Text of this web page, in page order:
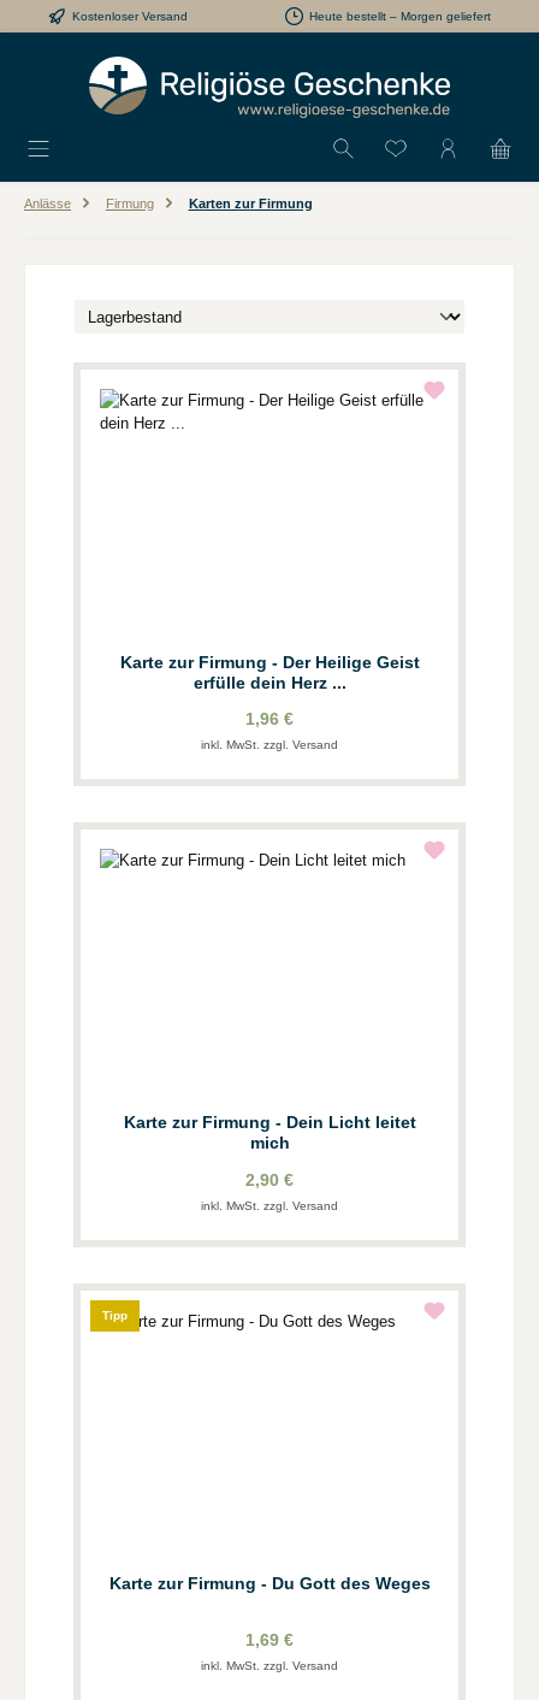
Zum Hauptinhalt springen
Kostenloser Versand Heute bestellt – Morgen geliefert
Du hast 0
Anlässe Firmung Karten zur Firmung
Karte zur Firmung - Der Heilige Geist
erfülle dein Herz ...
1,96 €
inkl. MwSt. zzgl. Versand
Karte zur Firmung - Dein Licht leitet
mich
2,90 €
inkl. MwSt. zzgl. Versand
Tipp
Karte zur Firmung - Du Gott des Weges
1,69 €
inkl. MwSt. zzgl. Versand